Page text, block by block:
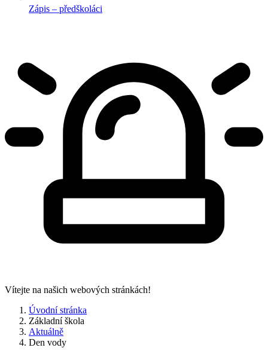
Zápis – předškoláci
Vítejte na našich webových stránkách!
Úvodní stránka
Základní škola
Aktuálně
Den vody